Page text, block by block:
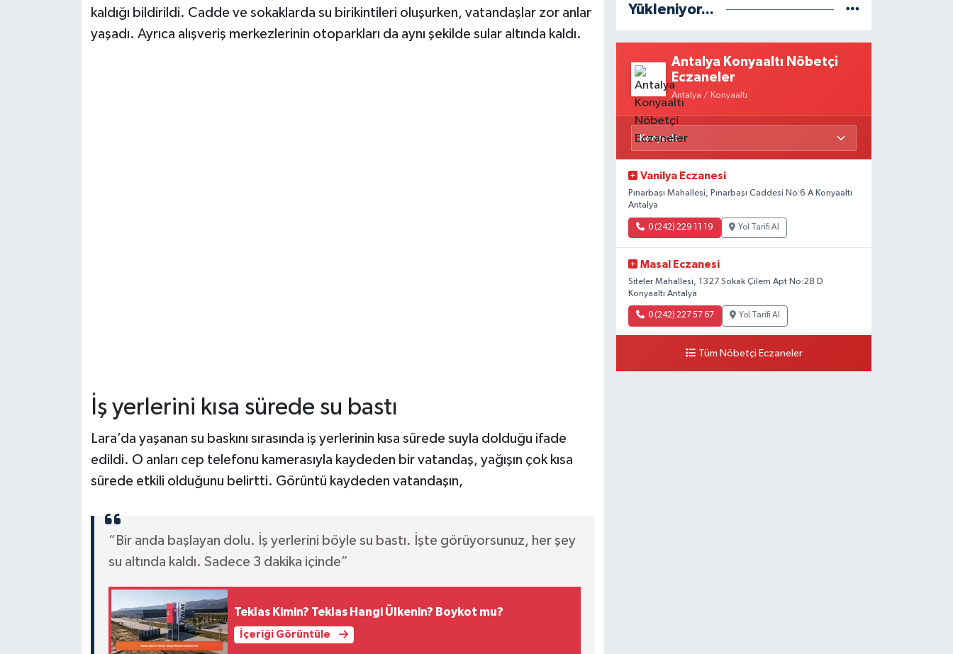
kaldığı bildirildi. Cadde ve sokaklarda su birikintileri oluşurken, vatandaşlar zor anlar
yaşadı. Ayrıca alışveriş merkezlerinin otoparkları da aynı şekilde sular altında kaldı.
İş yerlerini kısa sürede su bastı
Lara’da yaşanan su baskını sırasında iş yerlerinin kısa sürede suyla dolduğu ifade
edildi. O anları cep telefonu kamerasıyla kaydeden bir vatandaş, yağışın çok kısa
sürede etkili olduğunu belirtti. Görüntü kaydeden vatandaşın,
“Bir anda başlayan dolu. İş yerlerini böyle su bastı. İşte görüyorsunuz, her şey
su altında kaldı. Sadece 3 dakika içinde”
Teklas Kimin? Teklas Hangi Ülkenin? Boykot mu?
İçeriği Görüntüle
Yükleniyor...
Antalya Konyaaltı Nöbetçi
Eczaneler
Antalya / Konyaaltı
Vanilya Eczanesi
Pınarbaşı Mahallesi, Pınarbaşı Caddesi No:6 A Konyaaltı
Antalya
0 (242) 229 11 19 Yol Tarifi Al
Masal Eczanesi
Siteler Mahallesi, 1327 Sokak Çilem Apt No:28 D
Konyaaltı Antalya
0 (242) 227 57 67 Yol Tarifi Al
Tüm Nöbetçi Eczaneler